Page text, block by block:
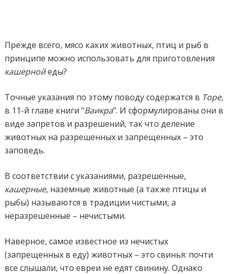
Прежде всего, мясо каких животных, птиц и рыб в
принципе можно использовать для приготовления
кашернойеды?
Точные указания по этому поводу содержатся в Торе,
в 11-й главе книги "Ваикра". И сформулированы они в
виде запретов и разрешений, так что деление
животных на разрешенных и запрещенных – это
заповедь.
В соответствии с указаниями, разрешенные,
кашерные, наземные животные (а также птицы и
рыбы) называются в традиции чистыми, а
неразрешенные – нечистыми.
Наверное, самое известное из нечистых
(запрещенных в еду) животных – это свинья: почти
все слышали, что евреи не едят свинину. Однако